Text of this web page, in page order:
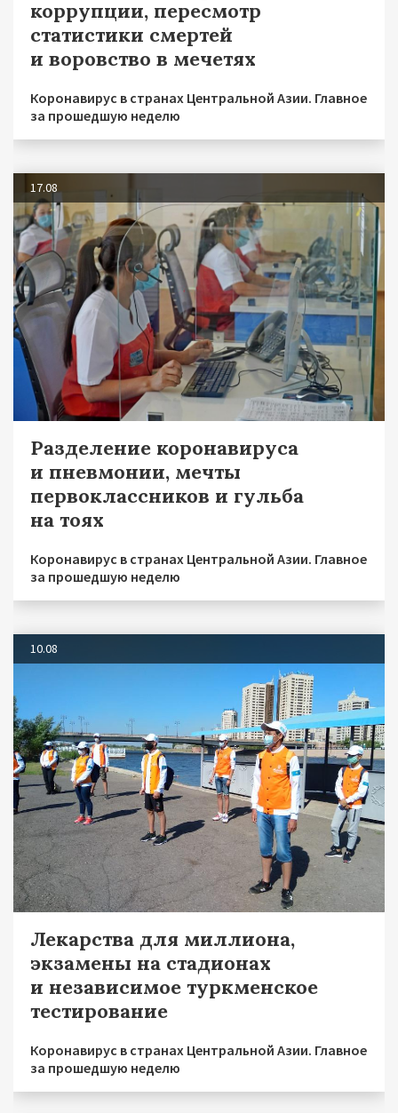
коррупции, пересмотр
статистики смертей
и воровство в мечетях
Коронавирус в странах Центральной Азии. Главное
за прошедшую неделю
17.08
Разделение коронавируса
и пневмонии, мечты
первоклассников и гульба
на тоях
Коронавирус в странах Центральной Азии. Главное
за прошедшую неделю
10.08
Лекарства для миллиона,
экзамены на стадионах
и независимое туркменское
тестирование
Коронавирус в странах Центральной Азии. Главное
за прошедшую неделю